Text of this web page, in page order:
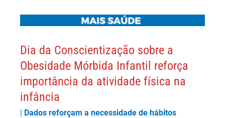
Dia da Conscientização sobre a
Obesidade Mórbida Infantil reforça
importância da atividade física na
infância
| Dados reforçam a necessidade de hábitos